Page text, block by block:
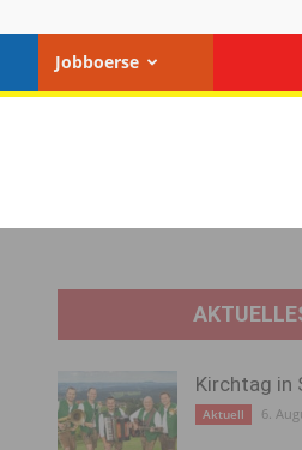
Jobboerse
Kirchtag in
Aktuell 6.